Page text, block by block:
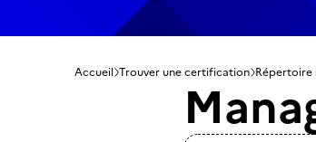
Accueil Trouver une certification Répertoire